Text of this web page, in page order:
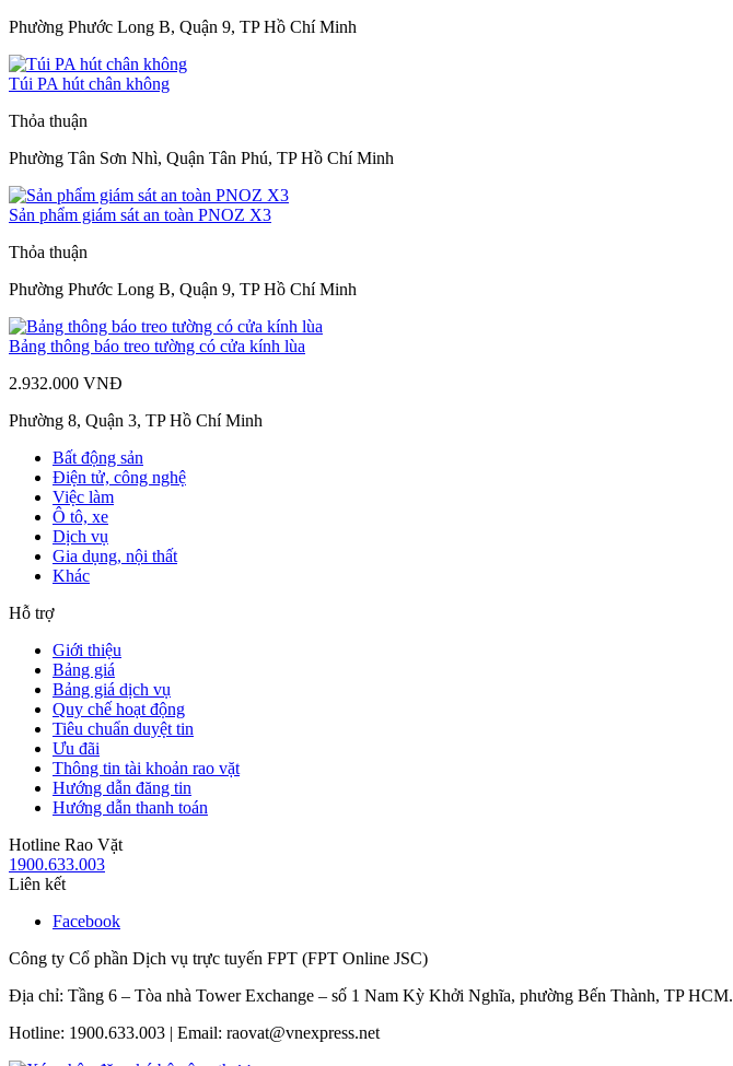
Phường Phước Long B, Quận 9, TP Hồ Chí Minh
Túi PA hút chân không
Thỏa thuận
Phường Tân Sơn Nhì, Quận Tân Phú, TP Hồ Chí Minh
Sản phẩm giám sát an toàn PNOZ X3
Thỏa thuận
Phường Phước Long B, Quận 9, TP Hồ Chí Minh
Bảng thông báo treo tường có cửa kính lùa
2.932.000 VNĐ
Phường 8, Quận 3, TP Hồ Chí Minh
Bất động sản
Điện tử, công nghệ
Việc làm
Ô tô, xe
Dịch vụ
Gia dụng, nội thất
Khác
Hỗ trợ
Giới thiệu
Bảng giá
Bảng giá dịch vụ
Quy chế hoạt động
Tiêu chuẩn duyệt tin
Ưu đãi
Thông tin tài khoản rao vặt
Hướng dẫn đăng tin
Hướng dẫn thanh toán
Hotline Rao Vặt
1900.633.003
Liên kết
Facebook
Công ty Cổ phần Dịch vụ trực tuyến FPT (FPT Online JSC)
Địa chỉ: Tầng 6 – Tòa nhà Tower Exchange – số 1 Nam Kỳ Khởi Nghĩa, phường Bến Thành, TP HCM.
Hotline: 1900.633.003 | Email: raovat@vnexpress.net